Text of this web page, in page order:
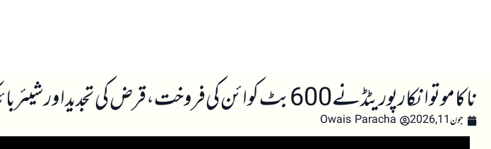
ناکاموتو انکارپوریٹڈ نے 600 بٹ کوائن کی فروخت، قرض کی تجدید اور شیئر بائیک کی منظوری کے ساتھ مالیاتی ڈھانچہ مضبوط کیا
جون 11, 2026 Owais Paracha